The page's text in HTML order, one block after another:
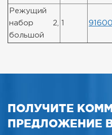
Режущий
набор 2,
большой
1
ПОЛУЧИТЕ
ПРЕДЛОЖЕНИЕ